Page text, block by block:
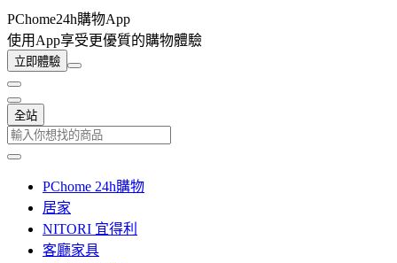
PChome24h購物App
使用App享受更優質的購物體驗
立即體驗
全站
PChome 24h購物
居家
NITORI 宜得利
客廳家具